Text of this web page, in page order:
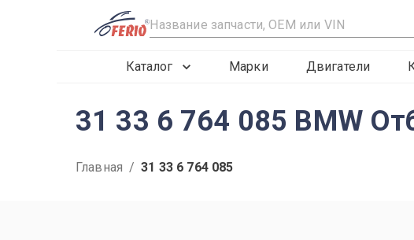
R
Каталог Марки Двигатели
31 33 6 764 085 BMW
Главная / 31 33 6 764 085